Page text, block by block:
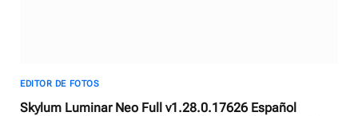
EDITOR DE FOTOS
Skylum Luminar Neo Full v1.28.0.17626 Español